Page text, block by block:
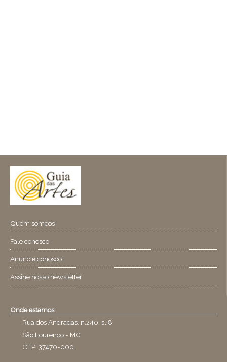
Quem someos
Fale conosco
Anuncie conosco
Assine nosso newsletter
Onde estamos
Rua dos Andradas, n.240, sl.8
São Lourenço - MG
CEP: 37470-000